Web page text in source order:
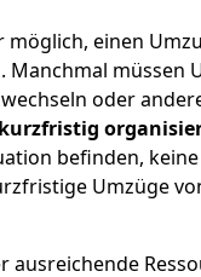
möglich, einen
Manchmal müssen
oder
befinden,
Umzüge
ausreichende